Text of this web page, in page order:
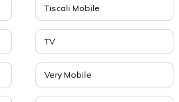
Tiscali Mobile
TV
Very Mobile